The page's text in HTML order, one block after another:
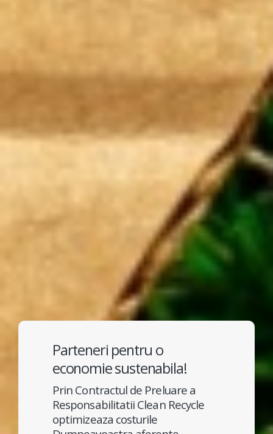
Parteneri pentru o
economie sustenabila!
Prin Contractul de Preluare a
Responsabilitatii Clean Recycle
optimizeaza costurile